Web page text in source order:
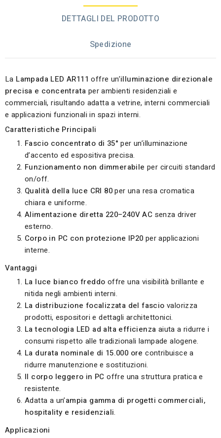
DETTAGLI DEL PRODOTTO
Spedizione
La Lampada LED AR111 offre un’illuminazione direzionale
precisa e concentrata per ambienti residenziali e
commerciali, risultando adatta a vetrine, interni commerciali
e applicazioni funzionali in spazi interni.
Caratteristiche Principali
Fascio concentrato di 35° per un’illuminazione
d’accento ed espositiva precisa.
Funzionamento non dimmerabile per circuiti standard
on/off.
Qualità della luce CRI 80per una resa cromatica
chiara e uniforme.
Alimentazione diretta 220–240V AC senza driver
esterno.
Corpo in PC con protezione IP20 per applicazioni
interne.
Vantaggi
La luce bianco freddo offre una visibilità brillante e
nitida negli ambienti interni.
La distribuzione focalizzata del fascio valorizza
prodotti, espositori e dettagli architettonici.
La tecnologia LED ad alta efficienza aiuta a ridurre i
consumi rispetto alle tradizionali lampade alogene.
La durata nominale di 15.000 ore contribuisce a
ridurre manutenzione e sostituzioni.
Il corpo leggero in PC offre una struttura pratica e
resistente.
Adatta a un’ampia gamma di progetti commerciali,
hospitality e residenziali.
Applicazioni